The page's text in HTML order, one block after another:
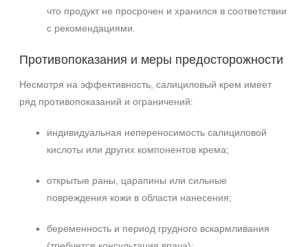
что продукт не просрочен и хранился в соответствии
с рекомендациями.
Противопоказания и меры предосторожности
Несмотря на эффективность, салициловый крем имеет
ряд противопоказаний и ограничений:
индивидуальная непереносимость салициловой
кислоты или других компонентов крема;
открытые раны, царапины или сильные
повреждения кожи в области нанесения;
беременность и период грудного вскармливания